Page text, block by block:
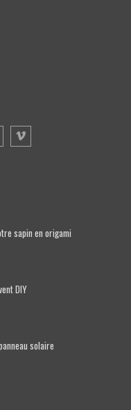
sapin en origami
DIY
solaire